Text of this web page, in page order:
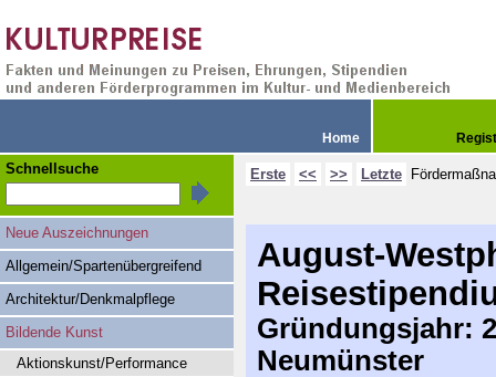
Home
Erste << >> Letzte
August-
Gründungsjahr:
Neumünster
Schnellsuche
Neue Auszeichnungen
Allgemein/Spartenübergreifend
Architektur/Denkmalpflege
Bildende Kunst
Aktionskunst/Performance